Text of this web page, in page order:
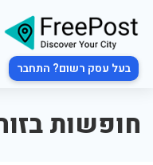
בעל עסק רשום? התחבר
חופשות